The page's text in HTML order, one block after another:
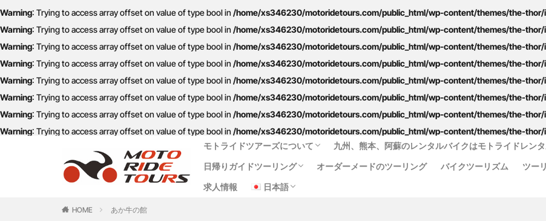
Warning: Trying to access array offset on value of type bool in /home/xs346230/motoridetours.com/public_html/wp-content/themes/the-
Warning: Trying to access array offset on value of type bool in /home/xs346230/motoridetours.com/public_html/wp-content/themes/the-
Warning: Trying to access array offset on value of type bool in /home/xs346230/motoridetours.com/public_html/wp-content/themes/the-
Warning: Trying to access array offset on value of type bool in /home/xs346230/motoridetours.com/public_html/wp-content/themes/the-
Warning: Trying to access array offset on value of type bool in /home/xs346230/motoridetours.com/public_html/wp-content/themes/the-
Warning: Trying to access array offset on value of type bool in /home/xs346230/motoridetours.com/public_html/wp-content/themes/the-
Warning: Trying to access array offset on value of type bool in /home/xs346230/motoridetours.com/public_html/wp-content/themes/the-
Warning: Trying to access array offset on value of type bool in /home/xs346230/motoridetours.com/public_html/wp-content/themes/the-
モトライドツアーズについて
会社概要
代表者メッセージ
ビジョン
サイトポリシー
プライバシーポリシー
ガイドツアー約款
レンタルバイク約款
特定商取引に関する法律に基づく表示
九州、熊本、阿蘇のレンタルバイクはモトライドレン
日帰りガイドツーリング
阿蘇 1日 コース
阿蘇半日コース
天草日帰りコース（イルカウォッチング付）
ワンピース麦わらの一味の像めぐりコース
オーダーメードのツーリング バイクツーリズム ツー
求人情報
日本語
HOME あか牛の館
（4時間&8時間）
English
中文 (台灣)
ไทย
タグ
One Piece あか牛 あか牛の館 くまモン わいた温泉 エミナース オ
クシタニ
グルメ サウナ ステッカー ツアー ツーリング バイク
バイクレンタル
フェアフィールド ホルモン ホンダ モトライドツアーズ
モーターサイクル
モーニング ランチ レンタル レンタルバイク
ワンピー
九州ツーリング
人吉 人吉球磨 像 南小国 南阿蘇村 喫茶竹熊
小国
水俣 温泉 焼肉 熊本 熊本ツーリング 熊本工場 熊本空港
米津米店
赤牛